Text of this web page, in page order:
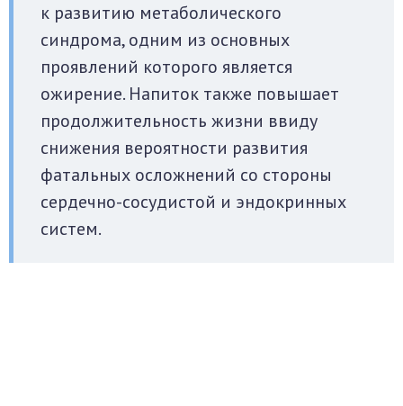
к развитию метаболического
синдрома, одним из основных
проявлений которого является
ожирение. Напиток также повышает
продолжительность жизни ввиду
снижения вероятности развития
фатальных осложнений со стороны
сердечно-сосудистой и эндокринных
систем.